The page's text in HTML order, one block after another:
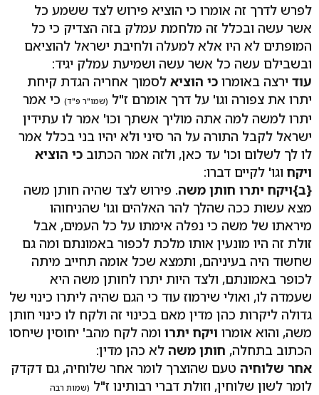
לפרש לדרך זה אומרו כי הוציא פירוש לצד ששמע כל
אשר עשה ובכלל זה מלחמת עמלק בזה הצדיק כי כל
המופתים לא היו אלא למעלה ולחיבת ישראל להוציאם
ובשבילם עשה כל אשר עשה ושמיעת עמלק יגיד:
עוד ירצה באומרו כי הוציא לסמוך אחריה הגדת קיחת
יתרו את צפורה וגו' על דרך אומרם ז"ל (שמו"ר פ"ד) כי אמר
יתרו למשה למה אתה מוליך אשתך וכו' אמר לו עתידין
ישראל לקבל התורה על הר סיני ולא יהיו בני בכלל אמר
לו לך לשלום וכו' עד כאן, ולזה אמר הכתוב כי הוציא
ויקח וגו' לקיים דברו:
{ב}ויקח יתרו חותן משה. פירוש לצד שהיה חותן משה
מצא עשות ככה שהלך להר האלהים וגו' שהניחוהו
מיראתו של משה כי נפלה אימתו על כל העמים, אבל
זולת זה היו מונעין אותו מלכת לכפור באמונתם ומה גם
שחשוד היה בעיניהם, ותמצא שכל אומה תחייב מיתה
לכופר באמונתם, ולצד היות יתרו לחותן משה היא
שעמדה לו, ואולי שירמוז עוד כי הגם שהיה ליתרו כינוי של
גדולה ליקרות כהן מדין מאם בכינוי זה ולקח לו כינוי חותן
משה, והוא אומרו ויקח יתרו ומה לקח מהב' יחוסין שיחסו
הכתוב בתחלה, חותן משה לא כהן מדין:
אחר שלוחיה טעם שהוצרך לומר אחר שלוחיה, גם דקדק
לומר לשון שלוחין, וזולת דברי רבותינו ז"ל (שמות רבה